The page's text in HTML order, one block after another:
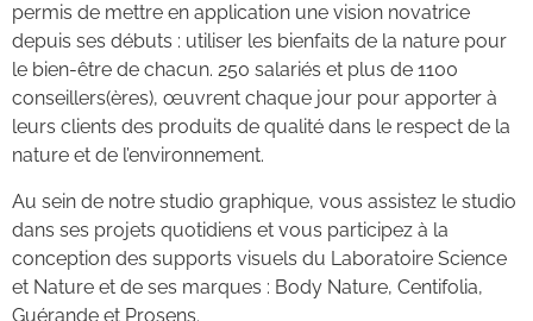
permis de mettre en application une vision novatrice
depuis ses débuts : utiliser les bienfaits de la nature pour
le bien-être de chacun. 250 salariés et plus de 1100
conseillers(ères), œuvrent chaque jour pour apporter à
leurs clients des produits de qualité dans le respect de la
nature et de l’environnement.
Au sein de notre studio graphique, vous assistez le studio
dans ses projets quotidiens et vous participez à la
conception des supports visuels du Laboratoire Science
et Nature et de ses marques : Body Nature, Centifolia,
Guérande et Prosens.